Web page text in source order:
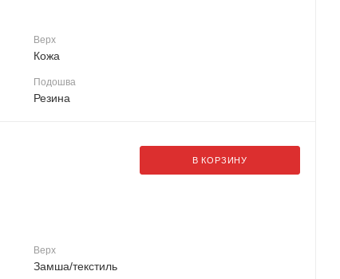
Верх
Кожа
Подошва
Резина
В КОРЗИНУ
Верх
Замша/текстиль